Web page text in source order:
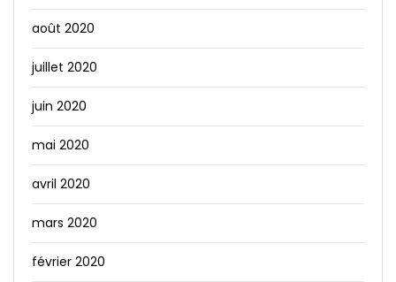
août 2020
juillet 2020
juin 2020
mai 2020
avril 2020
mars 2020
février 2020